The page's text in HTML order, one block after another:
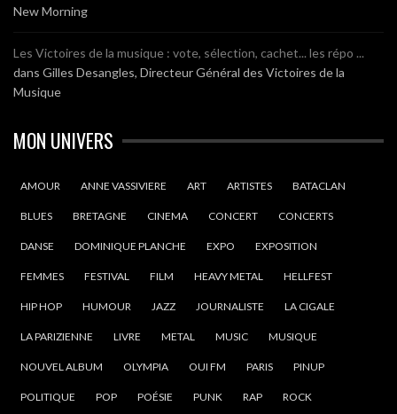
New Morning
Les Victoires de la musique : vote, sélection, cachet... les répo ...
dans Gilles Desangles, Directeur Général des Victoires de la
Musique
MON UNIVERS
AMOUR ANNE VASSIVIERE ART ARTISTES BATACLAN
BLUES BRETAGNE CINEMA CONCERT CONCERTS
DANSE DOMINIQUE PLANCHE EXPO EXPOSITION
FEMMES FESTIVAL FILM HEAVY METAL HELLFEST
HIP HOP HUMOUR JAZZ JOURNALISTE LA CIGALE
LA PARIZIENNE LIVRE METAL MUSIC MUSIQUE
NOUVEL ALBUM OLYMPIA OUI FM PARIS PINUP
POLITIQUE POP POÉSIE PUNK RAP ROCK